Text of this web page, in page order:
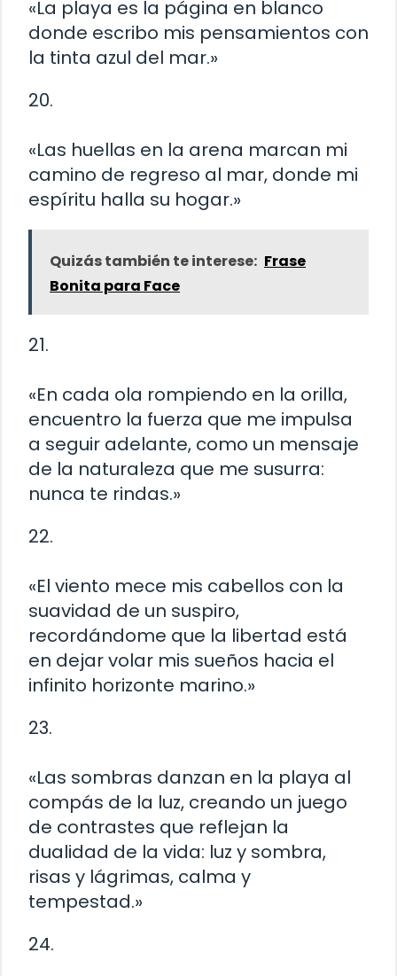
«La playa es la página en blanco
donde escribo mis pensamientos con
la tinta azul del mar.»
20.
«Las huellas en la arena marcan mi
camino de regreso al mar, donde mi
espíritu halla su hogar.»
Quizás también te interese: Frase
Bonita para Face
21.
«En cada ola rompiendo en la orilla,
encuentro la fuerza que me impulsa
a seguir adelante, como un mensaje
de la naturaleza que me susurra:
nunca te rindas.»
22.
«El viento mece mis cabellos con la
suavidad de un suspiro,
recordándome que la libertad está
en dejar volar mis sueños hacia el
infinito horizonte marino.»
23.
«Las sombras danzan en la playa al
compás de la luz, creando un juego
de contrastes que reflejan la
dualidad de la vida: luz y sombra,
risas y lágrimas, calma y
tempestad.»
24.